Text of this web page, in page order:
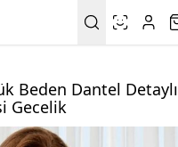
Beden Dantel Detaylı
Gecelik